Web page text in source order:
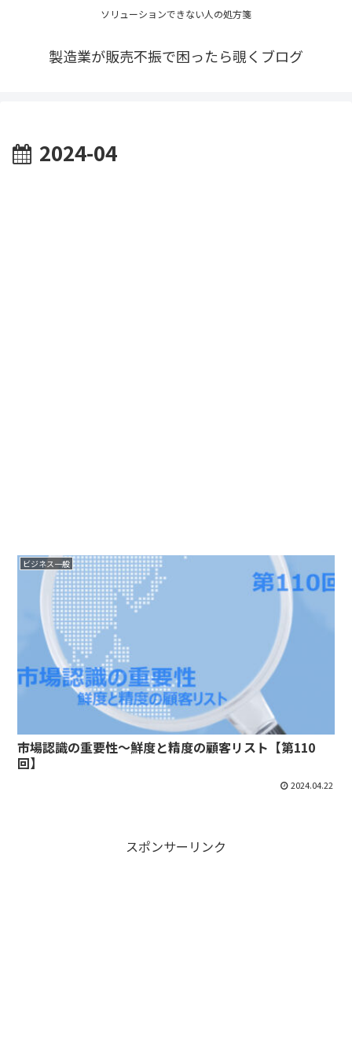
ソリューションできない人の処方箋
製造業が販売不振で困ったら覗くブログ
2024-04
ビジネス一般
市場認識の重要性～鮮度と精度の顧客リスト【第110
回】
2024.04.22
スポンサーリンク